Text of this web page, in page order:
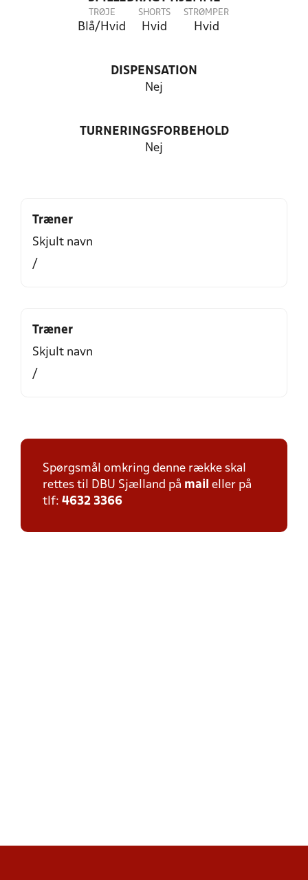
TRØJE
Blå/Hvid
SHORTS
Hvid
STRØMPER
Hvid
DISPENSATION
Nej
TURNERINGSFORBEHOLD
Nej
Træner
Skjult navn
/
Træner
Skjult navn
/
Spørgsmål omkring denne række skal
rettes til DBU Sjælland på mail eller på
tlf: 4632 3366